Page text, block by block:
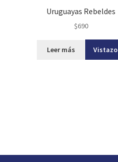
Uruguayas Rebeldes
$690
Leer más Vistazo